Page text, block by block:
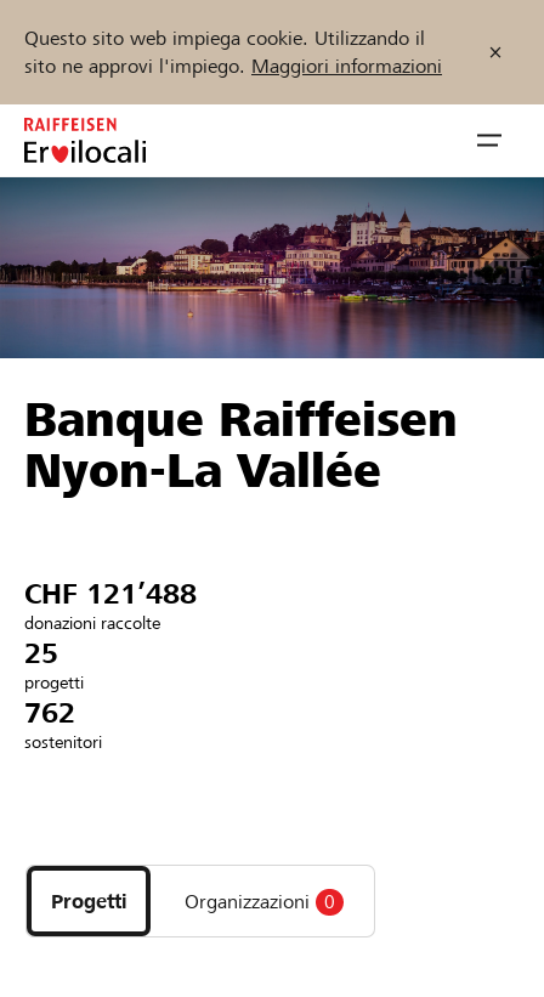
Questo sito web impiega cookie. Utilizzando il
sito ne approvi l'impiego. Maggiori informazioni
Zum
Inhalt
springen
öffnen
Sostenere
Aiuto & supporto
Collegarsi
Trova progetti e organizzazioni
Inizia ora
DE FR IT
Banque Raiffeisen
Nyon-La Vallée
CHF 121’488
donazioni raccolte
25
progetti
762
sostenitori
i
progetti
e
Progetti Organizzazioni 0